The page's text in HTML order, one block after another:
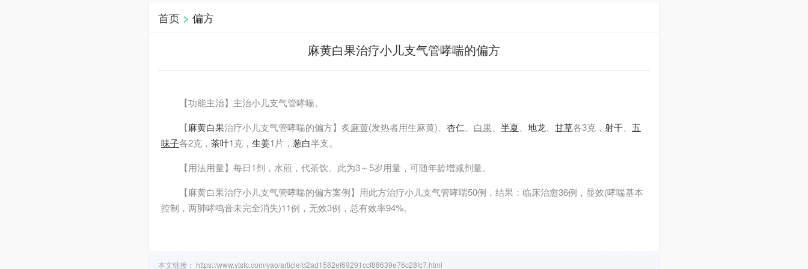
首页 > 偏方
麻黄白果治疗小儿支气管哮喘的偏方
【功能主治】主治小儿支气管哮喘。
【麻黄白果治疗小儿支气管哮喘的偏方】炙麻黄(发热者用生麻黄)、 杏仁 白果 半夏 地龙 甘草各3克， 射干
五
味子各2克， 茶叶1克， 生姜1片， 葱白半支。
【用法用量】每日1剂，水煎，代茶饮。此为3～5岁用量，可随年龄增减剂量。
【麻黄白果治疗小儿支气管哮喘的偏方案例】用此方治疗小儿支气管哮喘50例，结果：临床治愈36例，显效(哮喘基本
控制，两肺哮鸣音未完全消失)11例，无效3例，总有效率94%。
本文链接： https://www.ytsfc.com/yao/article/d2ad1582ef69291ccf88639e76c28fc7.html